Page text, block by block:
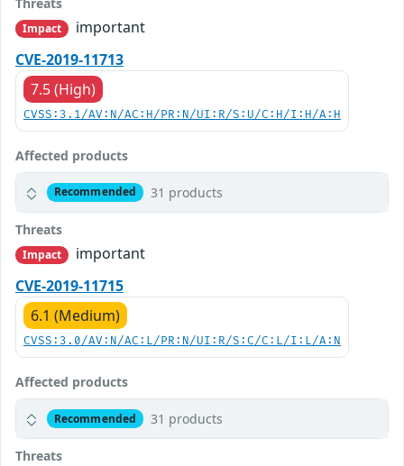
Impact
important
CVE-2019-11713
7.5 (High)
CVSS:3.1/AV:N/AC:H/PR:N/UI:R/S:U/C:H/I:H/A:H
Affected products
Recommended 31 products
Threats
Impact
important
CVE-2019-11715
6.1 (Medium)
CVSS:3.0/AV:N/AC:L/PR:N/UI:R/S:C/C:L/I:L/A:N
Affected products
Recommended 31 products
Threats